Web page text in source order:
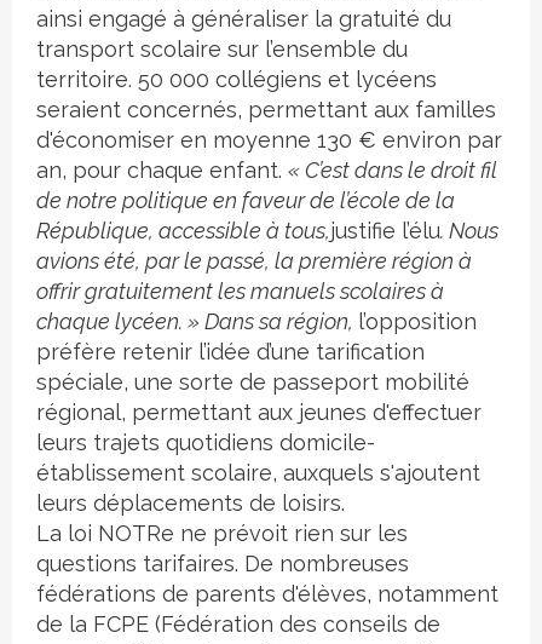
ainsi engagé à généraliser la gratuité du
transport scolaire sur l’ensemble du
territoire. 50 000 collégiens et lycéens
seraient concernés, permettant aux familles
d'économiser en moyenne 130 € environ par
an, pour chaque enfant. « C’est dans le droit fil
de notre politique en faveur de l’école de la
République, accessible à tous,justifie l’élu. Nous
avions été, par le passé, la première région à
offrir gratuitement les manuels scolaires à
chaque lycéen. » Dans sa région, l’opposition
préfère retenir l’idée d’une tarification
spéciale, une sorte de passeport mobilité
régional, permettant aux jeunes d'effectuer
leurs trajets quotidiens domicile-
établissement scolaire, auxquels s'ajoutent
leurs déplacements de loisirs.
La loi NOTRe ne prévoit rien sur les
questions tarifaires. De nombreuses
fédérations de parents d'élèves, notamment
de la FCPE (Fédération des conseils de